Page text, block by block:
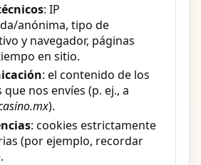
: IP
anónima, tipo de
y navegador, páginas
en sitio.
: el contenido de los
nos envíes (p. ej., a
).
: cookies estrictamente
(por ejemplo, recordar